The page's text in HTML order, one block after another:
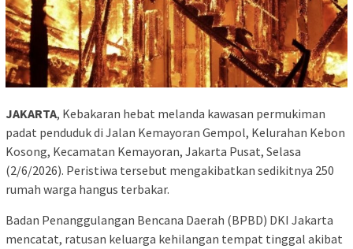
JAKARTA, Kebakaran hebat melanda kawasan permukiman
padat penduduk di Jalan Kemayoran Gempol, Kelurahan Kebon
Kosong, Kecamatan Kemayoran, Jakarta Pusat, Selasa
(2/6/2026). Peristiwa tersebut mengakibatkan sedikitnya 250
rumah warga hangus terbakar.
​Badan Penanggulangan Bencana Daerah (BPBD) DKI Jakarta
mencatat, ratusan keluarga kehilangan tempat tinggal akibat